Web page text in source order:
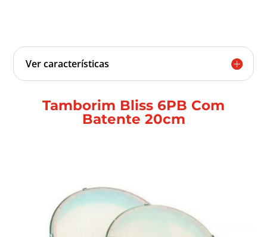
Ver características
Tamborim Bliss 6PB Com
Batente 20cm